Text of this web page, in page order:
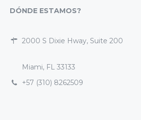
DÓNDE ESTAMOS?
2000 S Dixie Hway, Suite 200
Miami, FL 33133
+57 (310) 8262509